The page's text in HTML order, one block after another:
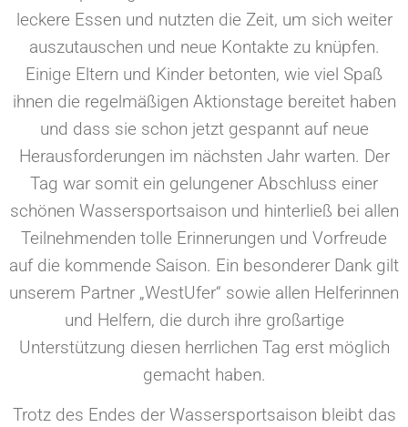
leckere Essen und nutzten die Zeit, um sich weiter
auszutauschen und neue Kontakte zu knüpfen.
Einige Eltern und Kinder betonten, wie viel Spaß
ihnen die regelmäßigen Aktionstage bereitet haben
und dass sie schon jetzt gespannt auf neue
Herausforderungen im nächsten Jahr warten. Der
Tag war somit ein gelungener Abschluss einer
schönen Wassersportsaison und hinterließ bei allen
Teilnehmenden tolle Erinnerungen und Vorfreude
auf die kommende Saison. Ein besonderer Dank gilt
unserem Partner „WestUfer“ sowie allen Helferinnen
und Helfern, die durch ihre großartige
Unterstützung diesen herrlichen Tag erst möglich
gemacht haben.
Trotz des Endes der Wassersportsaison bleibt das